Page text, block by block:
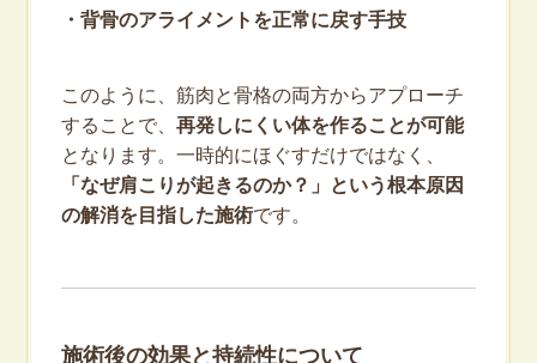
・背骨のアライメントを正常に戻す手技
このように、筋肉と骨格の両方からアプローチ
することで、 再発しにくい体を作ることが可能
となります。一時的にほぐすだけではなく、
「なぜ肩こりが起きるのか？」という根本原因
の解消を目指した施術です。
施術後の効果と持続性について